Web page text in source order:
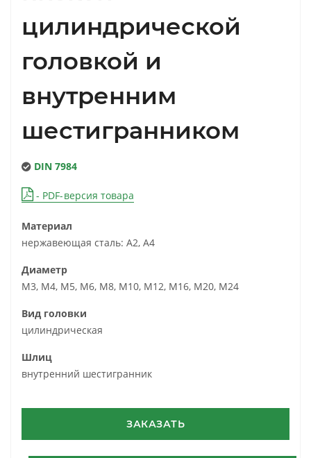
цилиндрической
головкой и
внутренним
шестигранником
DIN 7984
- PDF-версия товара
Материал
нержавеющая сталь: А2, А4
Диаметр
М3, М4, М5, М6, М8, М10, М12, М16, М20, М24
Вид головки
цилиндрическая
Шлиц
внутренний шестигранник
ЗАКАЗАТЬ